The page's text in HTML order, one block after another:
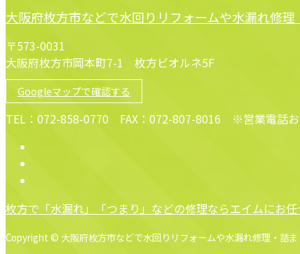
大阪府枚方市などで水回りリフォームや水漏れ修
〒573-0031
大阪府枚方市岡本町7-1 枚方ビオルネ5F
Googleマップで確認する
TEL：072-858-0770 FAX：072-807-8016 ※営業電話
枚方で「水漏れ」「つまり」などの修理ならエイムにお任
Copyright © 大阪府枚方市などで水回りリフォームや水漏れ修理・詰